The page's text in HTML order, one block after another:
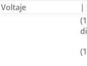
Voltaje
|